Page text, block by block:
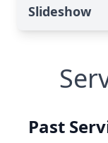
Slideshow
Past